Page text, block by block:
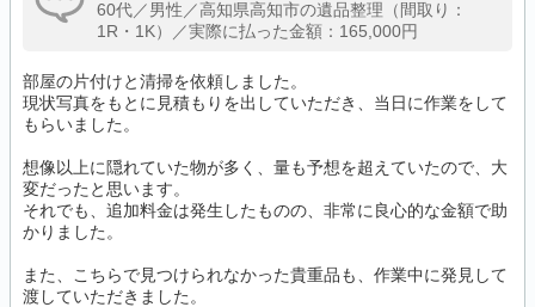
60代／男性／高知県高知市の遺品整理（間取り：
1R・1K）／実際に払った金額：165,000円
部屋の片付けと清掃を依頼しました。
現状写真をもとに見積もりを出していただき、当日に作業をして
もらいました。
想像以上に隠れていた物が多く、量も予想を超えていたので、大
変だったと思います。
それでも、追加料金は発生したものの、非常に良心的な金額で助
かりました。
また、こちらで見つけられなかった貴重品も、作業中に発見して
渡していただきました。